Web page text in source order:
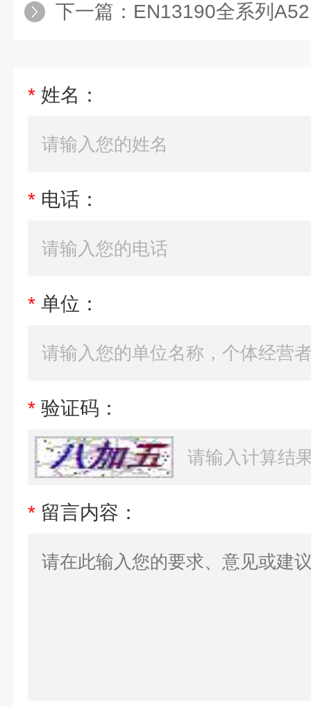
下一篇： EN13190全系列A52
* 姓名：
* 电话：
* 单位：
* 验证码：
* 留言内容：